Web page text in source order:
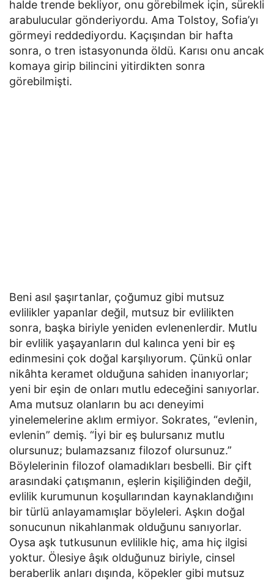
halde trende bekliyor, onu görebilmek için, sürekli
arabulucular gönderiyordu. Ama Tolstoy, Sofia’yı
görmeyi reddediyordu. Kaçışından bir hafta
sonra, o tren istasyonunda öldü. Karısı onu ancak
komaya girip bilincini yitirdikten sonra
görebilmişti.
Beni asıl şaşırtanlar, çoğumuz gibi mutsuz
evlilikler yapanlar değil, mutsuz bir evlilikten
sonra, başka biriyle yeniden evlenenlerdir. Mutlu
bir evlilik yaşayanların dul kalınca yeni bir eş
edinmesini çok doğal karşılıyorum. Çünkü onlar
nikâhta keramet olduğuna sahiden inanıyorlar;
yeni bir eşin de onları mutlu edeceğini sanıyorlar.
Ama mutsuz olanların bu acı deneyimi
yinelemelerine aklım ermiyor. Sokrates, “evlenin,
evlenin” demiş. “İyi bir eş bulursanız mutlu
olursunuz; bulamazsanız filozof olursunuz.”
Böylelerinin filozof olamadıkları besbelli. Bir çift
arasındaki çatışmanın, eşlerin kişiliğinden değil,
evlilik kurumunun koşullarından kaynaklandığını
bir türlü anlayamamışlar böyleleri. Aşkın doğal
sonucunun nikahlanmak olduğunu sanıyorlar.
Oysa aşk tutkusunun evlilikle hiç, ama hiç ilgisi
yoktur. Ölesiye âşık olduğunuz biriyle, cinsel
beraberlik anları dışında, köpekler gibi mutsuz